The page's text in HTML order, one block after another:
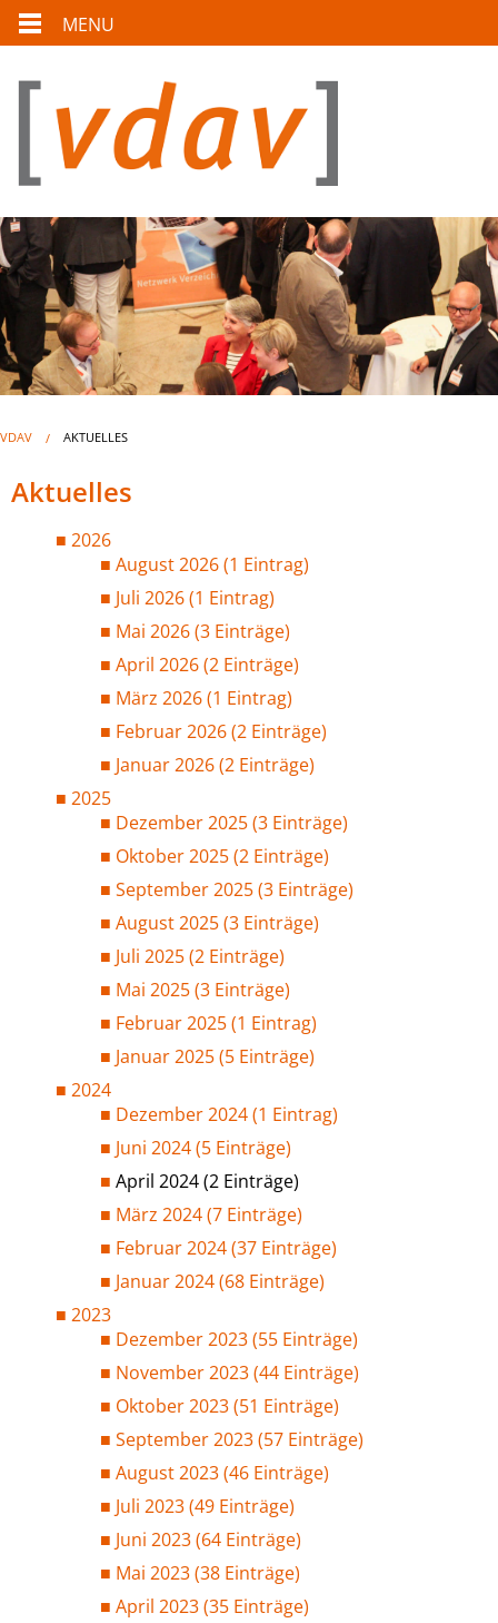
MENU
VDAV AKTUELLES
Aktuelles
2026
August 2026 (1 Eintrag)
Juli 2026 (1 Eintrag)
Mai 2026 (3 Einträge)
April 2026 (2 Einträge)
März 2026 (1 Eintrag)
Februar 2026 (2 Einträge)
Januar 2026 (2 Einträge)
2025
Dezember 2025 (3 Einträge)
Oktober 2025 (2 Einträge)
September 2025 (3 Einträge)
August 2025 (3 Einträge)
Juli 2025 (2 Einträge)
Mai 2025 (3 Einträge)
Februar 2025 (1 Eintrag)
Januar 2025 (5 Einträge)
2024
Dezember 2024 (1 Eintrag)
Juni 2024 (5 Einträge)
April 2024 (2 Einträge)
März 2024 (7 Einträge)
Februar 2024 (37 Einträge)
Januar 2024 (68 Einträge)
2023
Dezember 2023 (55 Einträge)
November 2023 (44 Einträge)
Oktober 2023 (51 Einträge)
September 2023 (57 Einträge)
August 2023 (46 Einträge)
Juli 2023 (49 Einträge)
Juni 2023 (64 Einträge)
Mai 2023 (38 Einträge)
April 2023 (35 Einträge)